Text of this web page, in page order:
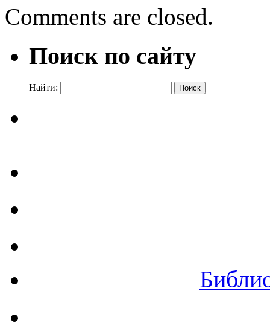
Comments are closed.
Поиск по сайту
Найти: